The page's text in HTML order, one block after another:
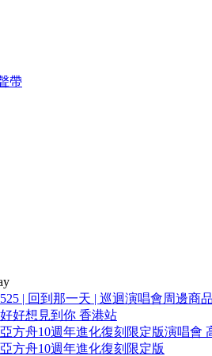
帶
| 回到那一天 | 巡迴演唱會周邊商品
好想見到你 香港站
亞方舟10週年進化復刻限定版演唱會
方舟10週年進化復刻限定版